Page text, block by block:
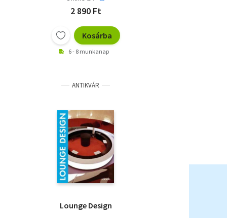
2 890 Ft
Kosárba
6 - 8 munkanap
ANTIKVÁR
Lounge Design